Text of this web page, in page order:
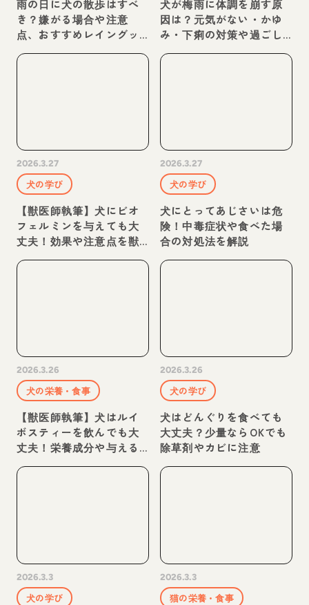
雨の日に犬の散歩はすべ
き？嫌がる場合や注意
点、おすすめレイングッ
犬が梅雨に体調を崩す原
因は？元気がない・かゆ
み・下痢の対策や過ごし
2026.3.27
犬の学び
【獣医師執筆】犬にビオ
フェルミンを与えても大
丈夫！効果や注意点を獣
2026.3.27
犬の学び
犬にとってあじさいは危
険！中毒症状や食べた場
合の対処法を解説
2026.3.26
犬の栄養・食事
【獣医師執筆】犬はルイ
ボスティーを飲んでも大
丈夫！栄養成分や与える
際の注意点を解説
2026.3.26
犬の学び
犬はどんぐりを食べても
大丈夫？少量ならOKでも
除草剤やカビに注意
2026.3.3
犬の学び
2026.3.3
猫の栄養・食事